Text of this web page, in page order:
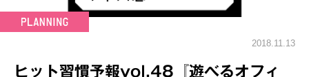
2018.11.13
ヒット習慣予報vol.48『遊べるオフィ